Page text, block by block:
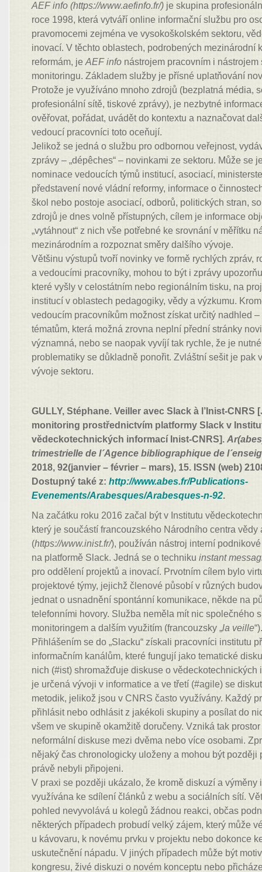
AEF info (https://www.aefinfo.fr/) je skupina
roce 1998, která vytváří online informační službu pro
pravomocemi zejména ve vysokoškolském sektoru,
inovací. V těchto oblastech, podrobených mezinárodní
reformám, jeAEF info nástrojem pracovním i nástrojem
monitoringu. Základem služby je přísné uplatňování
Protože je využíváno mnoho zdrojů (bezplatná média,
profesionální sítě, tiskové zprávy), je nezbytné
ověřovat, pořádat, uvádět do kontextu a naznačovat
vedoucí pracovníci toto oceňují.
Jelikož se jedná o službu pro odbornou veřejnost,
zprávy – „dépêches“ – novinkami ze sektoru. Může se
nominace vedoucích týmů institucí, asociací,
představení nové vládní reformy, informace o
škol nebo postoje asociací, odborů, politických stran,
zdrojů je dnes volně přístupných, cílem je informace
„vytáhnout“ z nich vše potřebné ke srovnání v měřítku
mezinárodním a rozpoznat směry dalšího vývoje.
Většinu výstupů tvoří novinky ve formě rychlých zpráv,
a vedoucími pracovníky, mohou to být i zprávy
které vyšly v celostátním nebo regionálním tisku, na
institucí v oblastech pedagogiky, vědy a výzkumu.
vedoucím pracovníkům možnost získat určitý nadhled
tématům, která možná zrovna neplní přední stránky
významná, nebo se naopak vyvíjí tak rychle, že je
problematiky se důkladně ponořit. Zvláštní sešit je pak
vývoje sektoru.
GULLY, Stéphane. Veiller avec Slack à l’Inist-CNRS
monitoring prostřednictvím platformy Slack v
vědeckotechnických informací Inist-CNRS].
trimestrielle de l´Agence bibliographique de
2018, 92(janvier – février – mars), 15. ISSN (web)
Dostupný také z:http://www.abes.fr/Publications-
Evenements/Arabesques/Arabesques-n-92.
Na začátku roku 2016 začal být v Institutu
který je součástí francouzského Národního centra vědy
(https://www.inist.fr/), používán nástroj interní
na platformě Slack. Jedná se o technikuinstant
pro oddělení projektů a inovací. Prvotním cílem bylo
projektové týmy, jejichž členové působí v různých
jednat o usnadnění spontánní komunikace, někde na
telefonními hovory. Služba neměla mít nic společného
monitoringem a dalším využitím (francouzsky „la veille
Přihlášením se do „Slacku“ získali pracovníci institutu
informačním kanálům, které fungují jako tematické
nich (#ist) shromažďuje diskuse o vědeckotechnických
je určená vývoji v informatice a ve třetí (#agile) se
metodik, jelikož jsou v CNRS často využívány. Každý
přihlásit nebo odhlásit z jakékoli skupiny a posílat do
všem ve skupině okamžitě doručeny. Vzniká tak
neformální diskuse mezi dvěma nebo více osobami.
nějaký čas chronologicky uloženy a mohou být později
právě nebyli připojeni.
V praxi se později ukázalo, že kromě diskuzí a výměny
využívána ke sdílení článků z webu a sociálních sítí.
pohled nevyvolává u kolegů žádnou reakci, občas
některých případech probudí velký zájem, který může
u kávovaru, k novému prvku v projektu nebo dokonce
uskutečnění nápadu. V jiných případech může být
kongresu, živé diskuzi o novém konceptu nebo